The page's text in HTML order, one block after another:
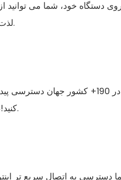
لذت ببرید و به شبکه های مختلف تلفن همراه هر زمان دسترسی داشته باشید.
کنید!در حال حاضر هر جا که سفر می کنید، تیم متخصص ما پشت سر شماست.